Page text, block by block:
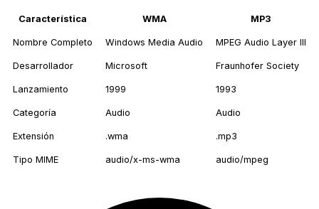
Característica WMA MP3
Nombre Completo Windows Media Audio MPEG Audio Layer III
Desarrollador Microsoft Fraunhofer Society
Lanzamiento 1999 1993
Categoría Audio Audio
Extensión .wma .mp3
Tipo MIME audio/x-ms-wma audio/mpeg